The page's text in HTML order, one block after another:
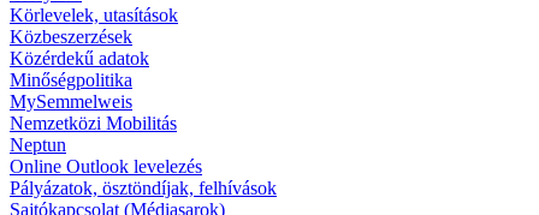
Körlevelek, utasítások
Közbeszerzések
Közérdekű adatok
Minőségpolitika
MySemmelweis
Nemzetközi Mobilitás
Neptun
Online Outlook levelezés
Pályázatok, ösztöndíjak, felhívások
Sajtókapcsolat (Médiasarok)